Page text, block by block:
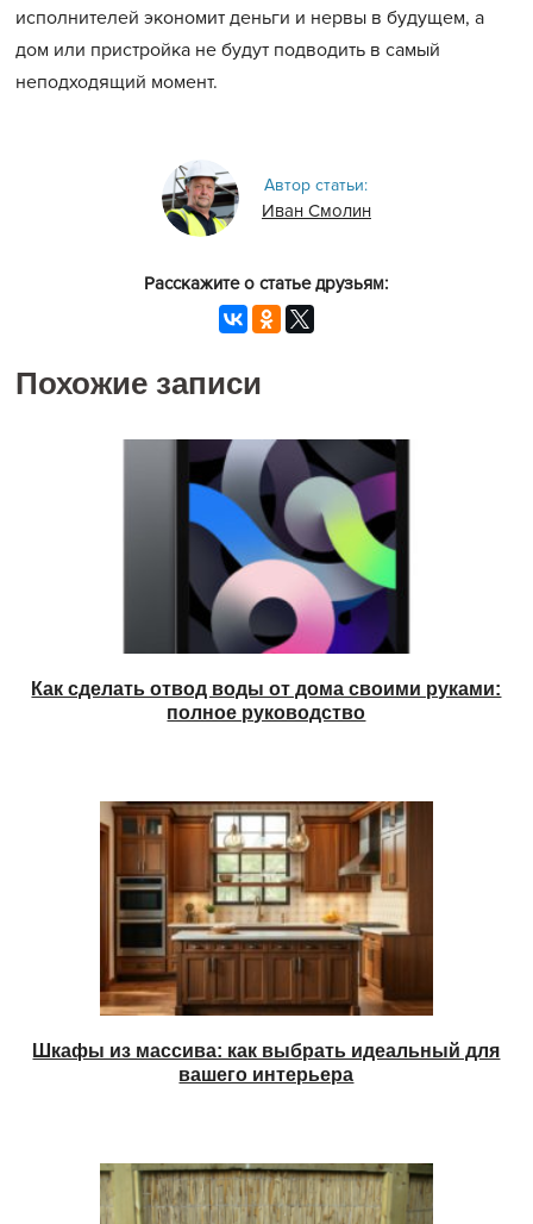
исполнителей экономит деньги и нервы в будущем, а
дом или пристройка не будут подводить в самый
неподходящий момент.
Автор статьи:
Иван Смолин
Расскажите о статье друзьям:
Похожие записи
Как сделать отвод воды от дома своими руками:
полное руководство
Шкафы из массива: как выбрать идеальный для
вашего интерьера